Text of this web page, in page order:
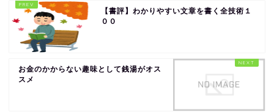
【書評】わかりやすい文章を書く全技術１
００
お金のかからない趣味として銭湯がオス
スメ